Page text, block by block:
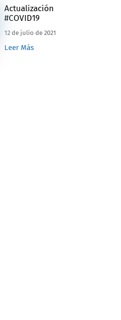
Actualización
#COVID19
12 de julio de 2021
Leer Más